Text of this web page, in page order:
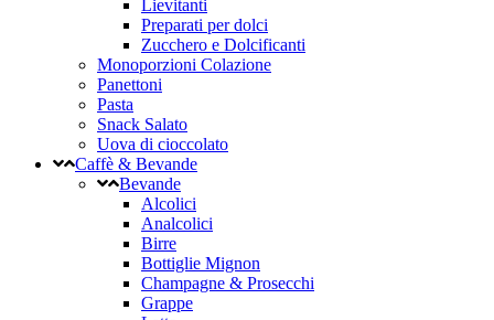
Lievitanti
Preparati per dolci
Zucchero e Dolcificanti
Monoporzioni Colazione
Panettoni
Pasta
Snack Salato
Uova di cioccolato
Caffè & Bevande
Bevande
Alcolici
Analcolici
Birre
Bottiglie Mignon
Champagne & Prosecchi
Grappe